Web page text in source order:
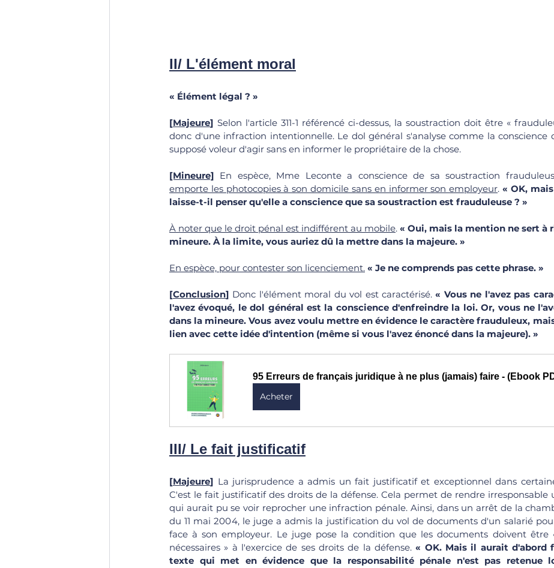
II/ L'élément moral
« Élément légal ? »
[Majeure] Selon l'article 311-1 référencé ci-dessus, la soustraction doit être «
donc d'une infraction intentionnelle. Le dol général s'analyse comme la conscience
supposé voleur d'agir sans en informer le propriétaire de la chose.
[Mineure] En espèce, Mme Leconte a conscience de sa soustraction
emporte les photocopies à son domicile sans en informer son employeur. « OK,
laisse-t-il penser qu'elle a conscience que sa soustraction est frauduleuse ? »
À noter que le droit pénal est indifférent au mobile. « Oui, mais la mention ne sert à
mineure. À la limite, vous auriez dû la mettre dans la majeure. »
En espèce, pour contester son licenciement. « Je ne comprends pas cette phrase. »
[Conclusion] Donc l'élément moral du vol est caractérisé. « Vous ne l'avez pas
l'avez évoqué, le dol général est la conscience d'enfreindre la loi. Or, vous ne
dans la mineure. Vous avez voulu mettre en évidence le caractère frauduleux,
lien avec cette idée d'intention (même si vous l'avez énoncé dans la majeure). »
95 Erreurs de français juridique à ne plus (jamais) faire - (Ebook
Acheter
III/ Le fait justificatif
[Majeure] La jurisprudence a admis un fait justificatif et exceptionnel dans
C'est le fait justificatif des droits de la défense. Cela permet de rendre irresponsable
qui aurait pu se voir reprocher une infraction pénale. Ainsi, dans un arrêt de la
du 11 mai 2004, le juge a admis la justification du vol de documents d'un salarié
face à son employeur. Le juge pose la condition que les documents doivent être
nécessaires » à l'exercice de ses droits de la défense. « OK. Mais il aurait d'abord
texte qui met en évidence que la responsabilité pénale n'est pas retenue